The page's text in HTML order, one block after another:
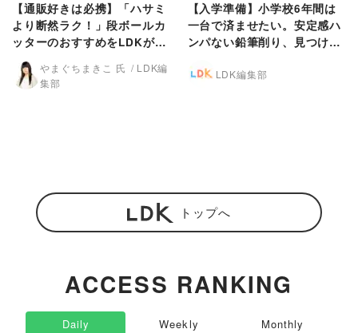
【通販好きは必携】「ハサミ
より断然ラク！」段ボールカ
ッターのおすすめをLDKが探
してみた
やまぐちまきこ 氏
LDK編
集部
【入学準備】小学校6年間は
一台で済ませたい。安定感ハ
ンパない鉛筆削り、見つけて
LDK編集部
トップへ
ACCESS RANKING
Daily Weekly Monthly